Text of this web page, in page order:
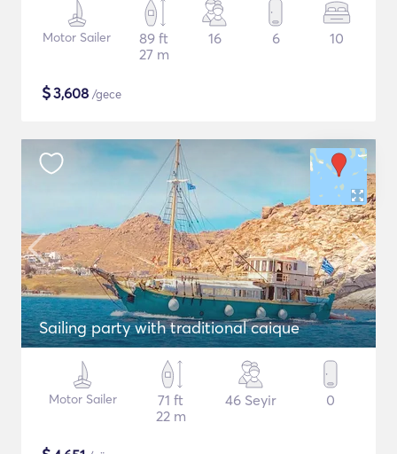
Motor Sailer
89 ft
27 m
16 6 10
$3,608 /gece
Sailing party with traditional caique
Motor Sailer
71 ft
22 m
46 Seyir 0